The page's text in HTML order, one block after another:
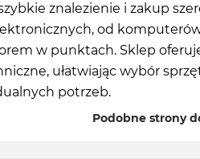
znalezienie i zakup
od komputerów
w punktach. Sklep
ułatwiając wybór
potrzeb.
Podobne strony